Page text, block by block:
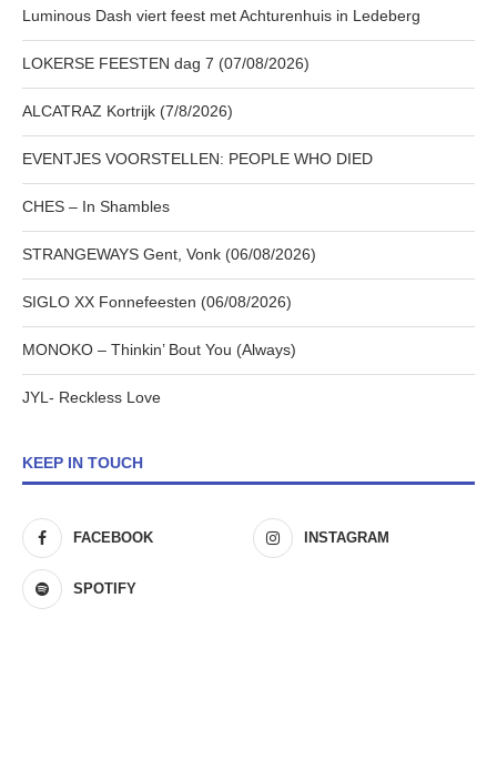
Luminous Dash viert feest met Achturenhuis in Ledeberg
LOKERSE FEESTEN dag 7 (07/08/2026)
ALCATRAZ Kortrijk (7/8/2026)
EVENTJES VOORSTELLEN: PEOPLE WHO DIED
CHES – In Shambles
STRANGEWAYS Gent, Vonk (06/08/2026)
SIGLO XX Fonnefeesten (06/08/2026)
MONOKO – Thinkin’ Bout You (Always)
JYL- Reckless Love
KEEP IN TOUCH
FACEBOOK INSTAGRAM
SPOTIFY